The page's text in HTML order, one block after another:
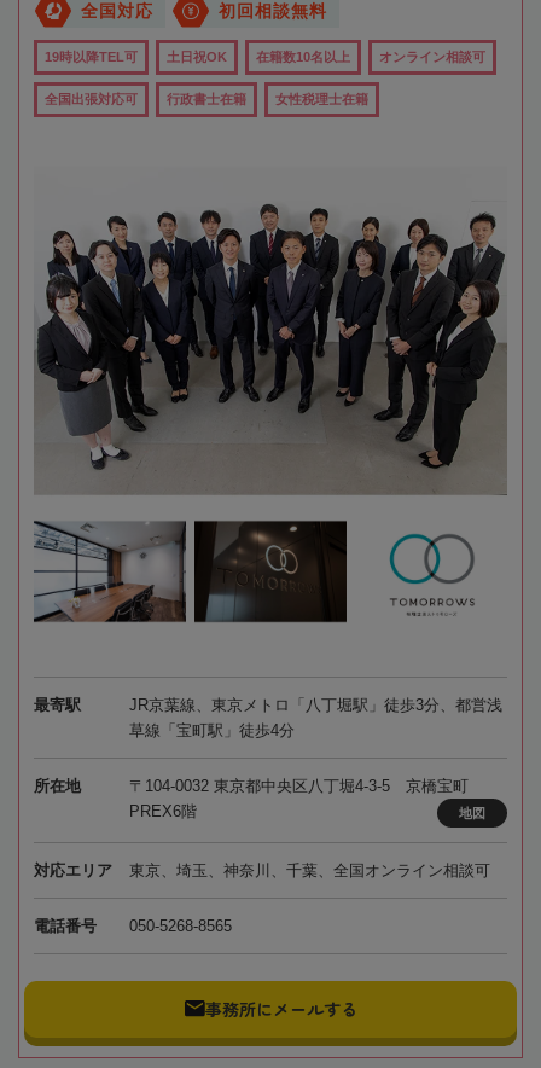
全国対応 初回相談無料
19時以降TEL可 土日祝OK 在籍数10名以上 オンライン相談可
全国出張対応可 行政書士在籍 女性税理士在籍
最寄駅
JR京葉線、東京メトロ「八丁堀駅」徒歩3分、都営浅
草線「宝町駅」徒歩4分
所在地
〒104-0032 東京都中央区八丁堀4-3-5 京橋宝町
PREX6階
地図
対応エリア 東京、埼玉、神奈川、千葉、全国オンライン相談可
電話番号 050-5268-8565
事務所にメールする